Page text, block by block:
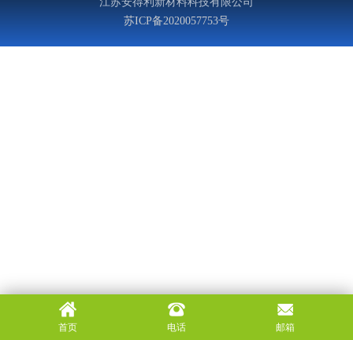
首页 电话 邮箱
苏ICP备2020057753号